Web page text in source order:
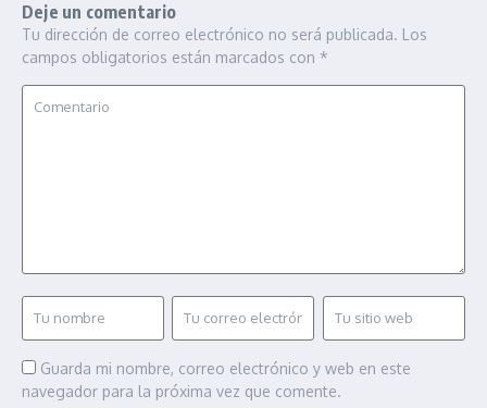
Deje un comentario
Tu dirección de correo electrónico no será publicada. Los
campos obligatorios están marcados con *
Guarda mi nombre, correo electrónico y web en este
navegador para la próxima vez que comente.